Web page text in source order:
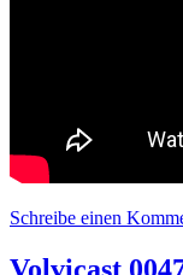
Schreibe einen